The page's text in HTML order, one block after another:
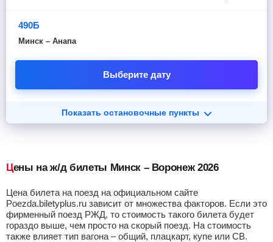
490Б
Минск – Анапа
Выберите дату
Показать остановочные пункты
Цены на ж/д билеты Минск – Воронеж 2026
Цена билета на поезд на официальном сайте
Poezda.biletyplus.ru зависит от множества факторов. Если это
фирменный поезд РЖД, то стоимость такого билета будет
гораздо выше, чем просто на скорый поезд. На стоимость
также влияет тип вагона – общий, плацкарт, купе или СВ.